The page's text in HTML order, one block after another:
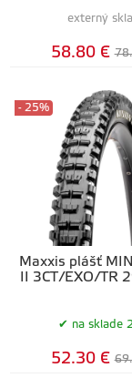
externý
58.80 €
Maxxis plášť
II 3CT/EXO/TR
- 25%
na sklade
52.30 €